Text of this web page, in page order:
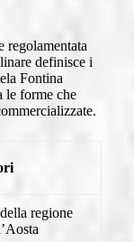
regolamentata
definisce i
Fontina
le forme che
regione